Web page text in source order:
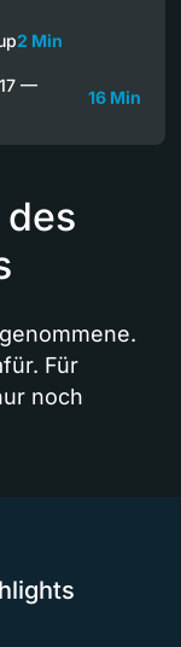
2 Min
—
16 Min
des
Für
noch